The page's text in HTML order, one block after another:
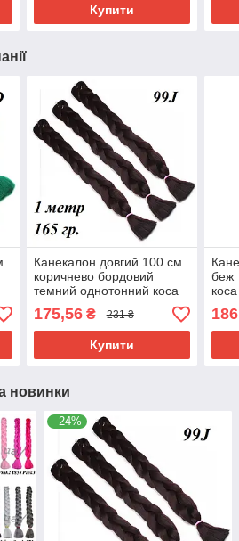
Купити
Канекалон довгий 100 см
коричнево бордовий
темний однотонний коса
100 см Вага 165 ± 5 г
Термостійкий 99J100
175,56₴ 231 ₴
Купити
беж
5 г
186
новинки
–24%